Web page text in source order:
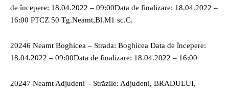
de începere: 18.04.2022 – 09:00Data de finalizare: 18.04.2022 –
16:00 PTCZ 50 Tg.Neamt,Bl.M1 sc.C.
20246 Neamt Boghicea – Strada: Boghicea Data de începere:
18.04.2022 – 09:00Data de finalizare: 18.04.2022 – 16:00
20247 Neamt Adjudeni – Străzile: Adjudeni, BRADULUI,